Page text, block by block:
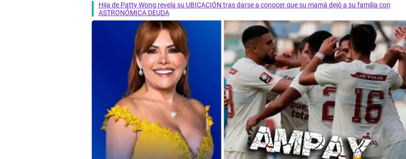
Hija de Patty Wong revela su UBICACIÓN tras darse a conocer que su mamá dejó a su familia con
ASTRONÓMICA DEUDA